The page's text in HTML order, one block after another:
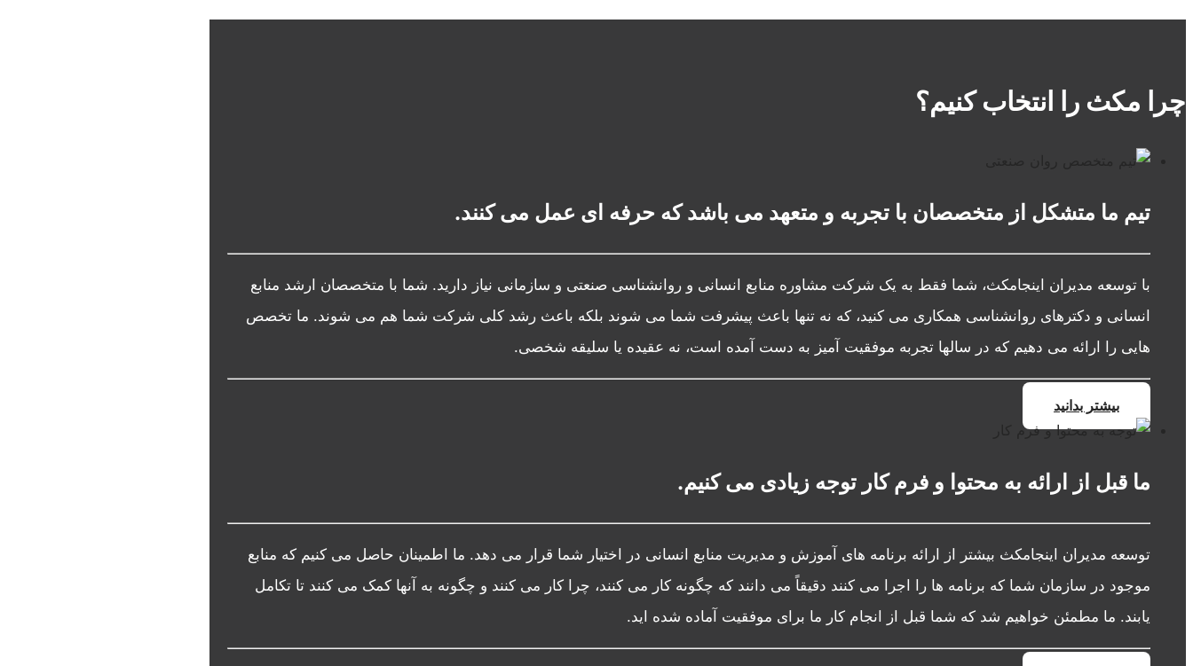
چرا مکث را انتخاب کنیم؟
تیم ما متشکل از متخصصان با تجربه و متعهد می باشد که حرفه ای عمل می کنند.
با توسعه مدیران اینجامکث، شما فقط به یک شرکت مشاوره منابع انسانی و روانشناسی صنعتی و سازمانی نیاز دارید. شما با متخصصان ارشد منابع
انسانی و دکترهای روانشناسی همکاری می کنید، که نه تنها باعث پیشرفت شما می شوند بلکه باعث رشد کلی شرکت شما هم می شوند. ما تخصص
هایی را ارائه می دهیم که در سالها تجربه موفقیت آمیز به دست آمده است، نه عقیده یا سلیقه شخصی.
بیشتر بدانید
ما قبل از ارائه به محتوا و فرم کار توجه زیادی می کنیم.
توسعه مدیران اینجامکث بیشتر از ارائه برنامه های آموزش و مدیریت منابع انسانی در اختیار شما قرار می دهد. ما اطمینان حاصل می کنیم که منابع
موجود در سازمان شما که برنامه ها را اجرا می کنند دقیقاً می دانند که چگونه کار می کنند، چرا کار می کنند و چگونه به آنها کمک می کنند تا تکامل
یابند. ما مطمئن خواهیم شد که شما قبل از انجام کار ما برای موفقیت آماده شده اید.